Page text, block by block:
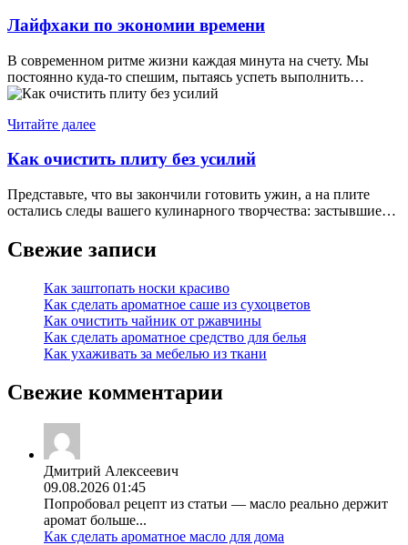
Лайфхаки по экономии времени
В современном ритме жизни каждая минута на счету. Мы
постоянно куда-то спешим, пытаясь успеть выполнить…
Читайте далее
Как очистить плиту без усилий
Представьте, что вы закончили готовить ужин, а на плите
остались следы вашего кулинарного творчества: застывшие…
Свежие записи
Как заштопать носки красиво
Как сделать ароматное саше из сухоцветов
Как очистить чайник от ржавчины
Как сделать ароматное средство для белья
Как ухаживать за мебелью из ткани
Свежие комментарии
Дмитрий Алексеевич
09.08.2026 01:45
Попробовал рецепт из статьи — масло реально держит
аромат больше...
Как сделать ароматное масло для дома